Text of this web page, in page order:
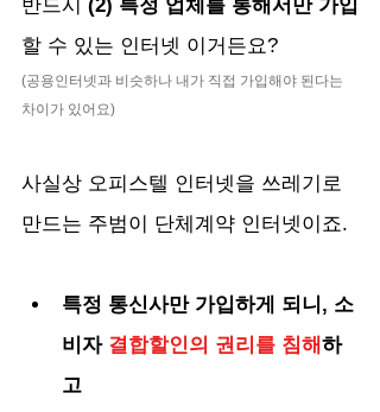
반드시
(2) 특정 업체를 통해서만 가입
할 수 있는 인터넷 이거든요?
(공용인터넷과 비슷하나 내가 직접 가입해야 된다는
차이가 있어요)
사실상 오피스텔 인터넷을 쓰레기로
만드는 주범이 단체계약 인터넷이죠.
특정 통신사만 가입하게 되니, 소
비자 결합할인의 권리를 침해하
고